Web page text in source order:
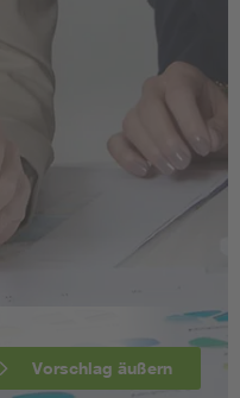
Vorschlag äußern